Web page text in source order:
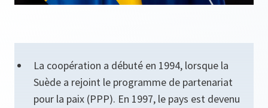
La coopération a débuté en 1994, lorsque la
Suède a rejoint le programme de partenariat
pour la paix (PPP). En 1997, le pays est devenu